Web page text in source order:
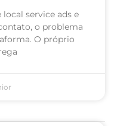
service ads e
o problema
O próprio